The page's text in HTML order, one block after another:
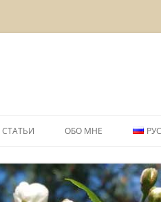
ОБО МНЕ
ОБО МНЕ